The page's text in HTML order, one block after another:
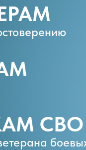
СВО